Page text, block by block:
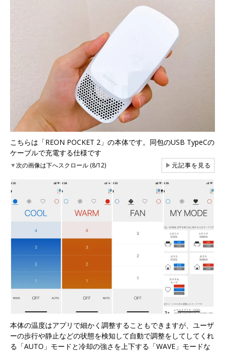
こちらは「REON POCKET 2」の本体です。同包のUSB TypeCの
ケーブルで充電する仕様です
▼次の画像は下へスクロール (8/12) ▶元記事を見る
本体の温度はアプリで細かく調整することもできますが、ユーザ
ーの歩行や静止などの状態を検知して自動で調整をしてしてくれ
る「AUTO」モードと冷却の強さを上下する「WAVE」モードな